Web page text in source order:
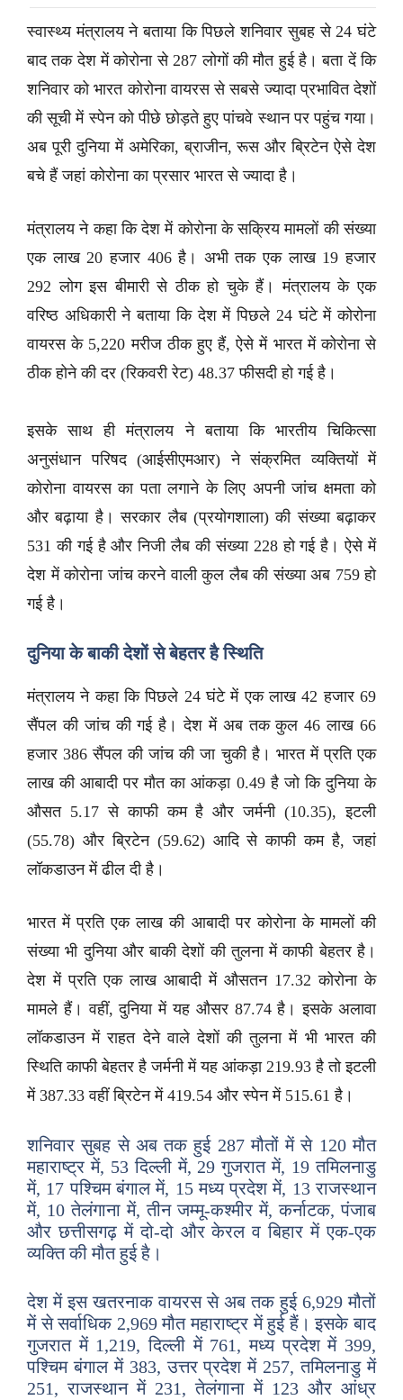
स्वास्थ्य मंत्रालय ने बताया कि पिछले शनिवार सुबह से 24 घंटे
बाद तक देश में कोरोना से 287 लोगों की मौत हुई है। बता दें कि
शनिवार को भारत कोरोना वायरस से सबसे ज्यादा प्रभावित देशों
की सूची में स्पेन को पीछे छोड़ते हुए पांचवे स्थान पर पहुंच गया।
अब पूरी दुनिया में अमेरिका, ब्राजीन, रूस और ब्रिटेन ऐसे देश
बचे हैं जहां कोरोना का प्रसार भारत से ज्यादा है।
मंत्रालय ने कहा कि देश में कोरोना के सक्रिय मामलों की संख्या
एक लाख 20 हजार 406 है। अभी तक एक लाख 19 हजार
292 लोग इस बीमारी से ठीक हो चुके हैं। मंत्रालय के एक
वरिष्ठ अधिकारी ने बताया कि देश में पिछले 24 घंटे में कोरोना
वायरस के 5,220 मरीज ठीक हुए हैं, ऐसे में भारत में कोरोना से
ठीक होने की दर (रिकवरी रेट) 48.37 फीसदी हो गई है।
इसके साथ ही मंत्रालय ने बताया कि भारतीय चिकित्सा
अनुसंधान परिषद (आईसीएमआर) ने संक्रमित व्यक्तियों में
कोरोना वायरस का पता लगाने के लिए अपनी जांच क्षमता को
और बढ़ाया है। सरकार लैब (प्रयोगशाला) की संख्या बढ़ाकर
531 की गई है और निजी लैब की संख्या 228 हो गई है। ऐसे में
देश में कोरोना जांच करने वाली कुल लैब की संख्या अब 759 हो
गई है।
दुनिया के बाकी देशों से बेहतर है स्थिति
मंत्रालय ने कहा कि पिछले 24 घंटे में एक लाख 42 हजार 69
सैंपल की जांच की गई है। देश में अब तक कुल 46 लाख 66
हजार 386 सैंपल की जांच की जा चुकी है। भारत में प्रति एक
लाख की आबादी पर मौत का आंकड़ा 0.49 है जो कि दुनिया के
औसत 5.17 से काफी कम है और जर्मनी (10.35), इटली
(55.78) और ब्रिटेन (59.62) आदि से काफी कम है, जहां
लॉकडाउन में ढील दी है।
भारत में प्रति एक लाख की आबादी पर कोरोना के मामलों की
संख्या भी दुनिया और बाकी देशों की तुलना में काफी बेहतर है।
देश में प्रति एक लाख आबादी में औसतन 17.32 कोरोना के
मामले हैं। वहीं, दुनिया में यह औसर 87.74 है। इसके अलावा
लॉकडाउन में राहत देने वाले देशों की तुलना में भी भारत की
स्थिति काफी बेहतर है जर्मनी में यह आंकड़ा 219.93 है तो इटली
में 387.33 वहीं ब्रिटेन में 419.54 और स्पेन में 515.61 है।
शनिवार सुबह से अब तक हुई 287 मौतों में से 120 मौत
महाराष्ट्र में, 53 दिल्ली में, 29 गुजरात में, 19 तमिलनाडु
में, 17 पश्चिम बंगाल में, 15 मध्य प्रदेश में, 13 राजस्थान
में, 10 तेलंगाना में, तीन जम्मू-कश्मीर में, कर्नाटक, पंजाब
और छत्तीसगढ़ में दो-दो और केरल व बिहार में एक-एक
व्यक्ति की मौत हुई है।
देश में इस खतरनाक वायरस से अब तक हुई 6,929 मौतों
में से सर्वाधिक 2,969 मौत महाराष्ट्र में हुई हैं। इसके बाद
गुजरात में 1,219, दिल्ली में 761, मध्य प्रदेश में 399,
पश्चिम बंगाल में 383, उत्तर प्रदेश में 257, तमिलनाडु में
251, राजस्थान में 231, तेलंगाना में 123 और आंध्र